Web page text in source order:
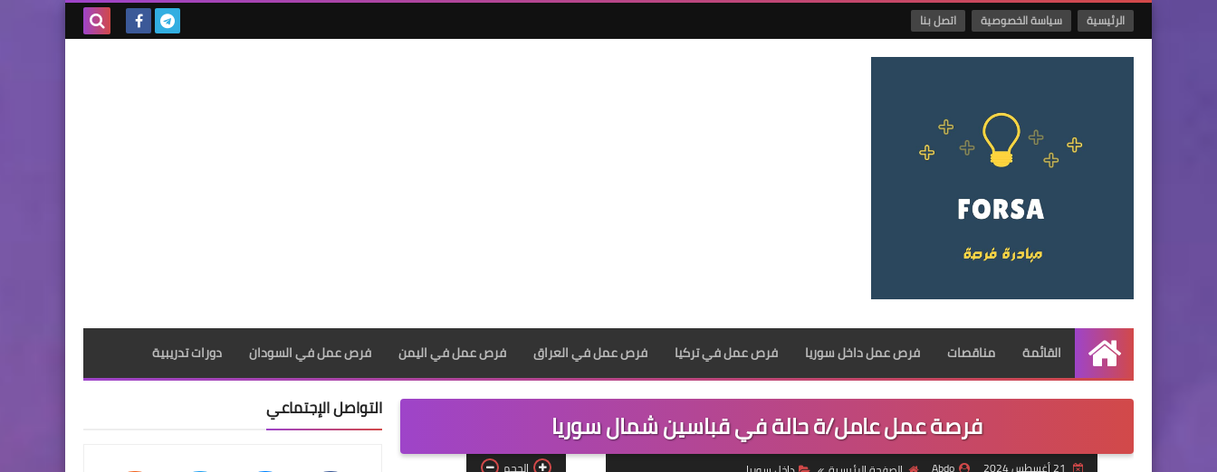
الرئيسية سياسة الخصوصية اتصل بنا
الرئيسية
القائمة مناقصات فرص عمل داخل سوريا فرص عمل في تركيا فرص عمل في العراق فرص عمل في اليمن فرص عمل في السودان دورات تدريبية
فرصة عمل عامل/ة حالة في قباسين شمال سوريا التواصل الإجتماعي